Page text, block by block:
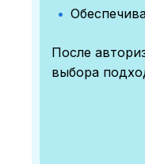
После
выбора